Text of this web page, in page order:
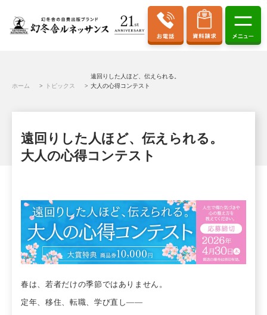
ホーム トピックス
遠回りした人ほど、伝えられる。
大人の心得コンテスト
遠回りした人ほど、伝えられる。
大人の心得コンテスト
春は、若者だけの季節ではありません。
定年、移住、転職、学び直し——